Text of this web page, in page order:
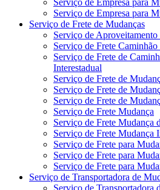
Serviço de Empresa para
Serviço de Frete de Mudanças
Serviço de Aproveitamento
Serviço de Frete
Serviço de Frete de
Interestadual
Serviço de Frete de
Serviço de Frete de
Serviço de Frete de
Serviço de Frete Mudança
Serviço de Frete Mudança
Serviço de Frete Mudança
Serviço de Frete para
Serviço de Frete para
Serviço de Frete para
Serviço de Transportadora de
Serviço de Transportadora